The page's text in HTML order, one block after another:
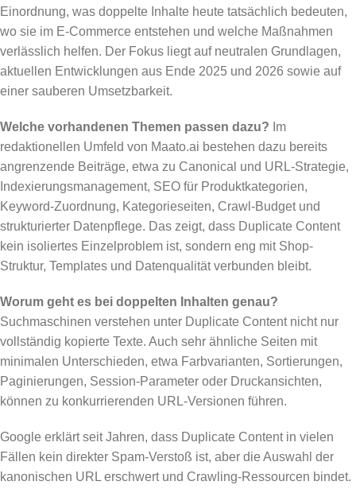
Einordnung, was doppelte Inhalte heute tatsächlich bedeuten,
wo sie im E-Commerce entstehen und welche Maßnahmen
verlässlich helfen. Der Fokus liegt auf neutralen Grundlagen,
aktuellen Entwicklungen aus Ende 2025 und 2026 sowie auf
einer sauberen Umsetzbarkeit.
Welche vorhandenen Themen passen dazu? Im
redaktionellen Umfeld von Maato.ai bestehen dazu bereits
angrenzende Beiträge, etwa zu Canonical und URL-Strategie,
Indexierungsmanagement, SEO für Produktkategorien,
Keyword-Zuordnung, Kategorieseiten, Crawl-Budget und
strukturierter Datenpflege. Das zeigt, dass Duplicate Content
kein isoliertes Einzelproblem ist, sondern eng mit Shop-
Struktur, Templates und Datenqualität verbunden bleibt.
Worum geht es bei doppelten Inhalten genau?
Suchmaschinen verstehen unter Duplicate Content nicht nur
vollständig kopierte Texte. Auch sehr ähnliche Seiten mit
minimalen Unterschieden, etwa Farbvarianten, Sortierungen,
Paginierungen, Session-Parameter oder Druckansichten,
können zu konkurrierenden URL-Versionen führen.
Google erklärt seit Jahren, dass Duplicate Content in vielen
Fällen kein direkter Spam-Verstoß ist, aber die Auswahl der
kanonischen URL erschwert und Crawling-Ressourcen bindet.